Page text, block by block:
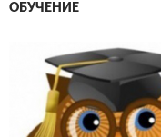
ОБУЧЕНИЕ